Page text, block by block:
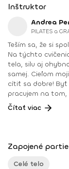
Inštruktor
Andrea
PILATES a
Teším sa, že si spolu zacvičíme!
Na týchto
tela, silu aj
samej. Cieľom
cítiť sa dobre!
pracujem na tom, čo
Teším sa na teba
Fitshaker
týchto stránkach: FB: www.facebook.com/flowandrea9 IG :
@andrea_mindfulflow Dosiahnuté vzdelanie: •
kurz Pilates
Čítať viac
Zapojené partie
Celé telo